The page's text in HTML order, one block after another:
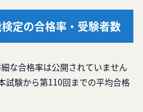
定の合格率・受験者数
な合格率は公開されていません
試験から第110回までの平均合格